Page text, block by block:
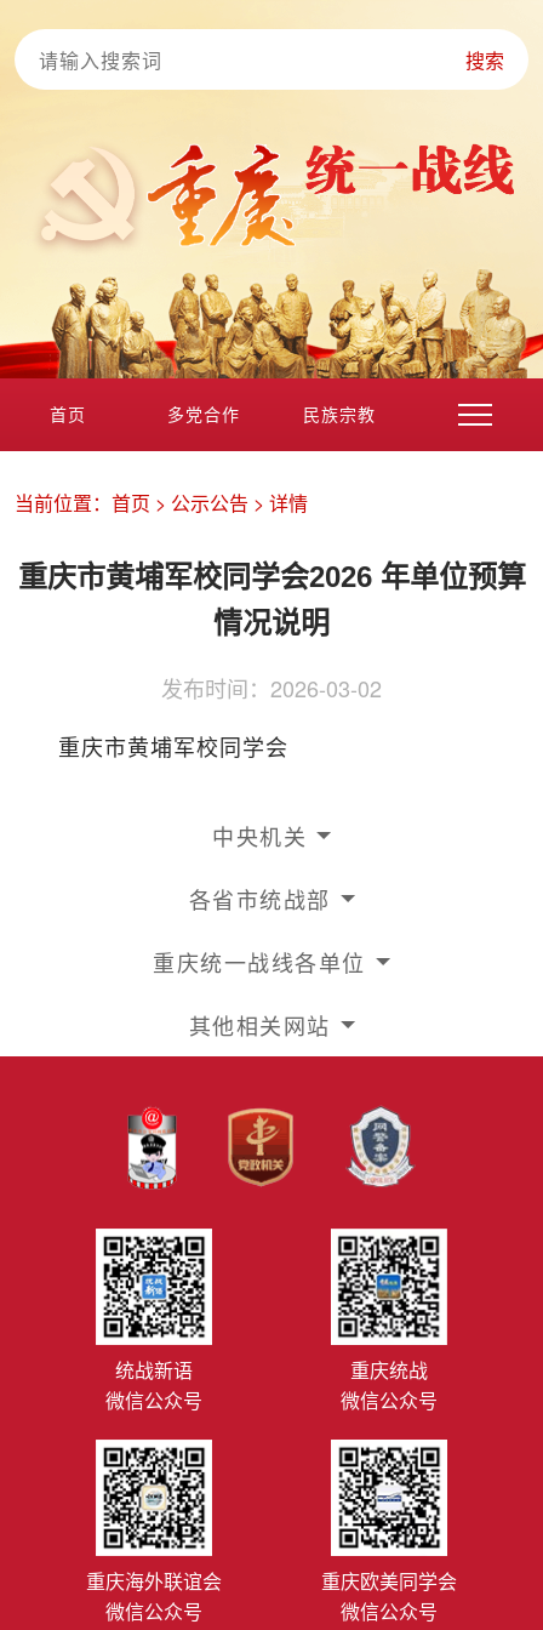
搜索
首页 多党合作 民族宗教
侨务工作 区县动态 统战历史文化
当前位置： 首页 > 公示公告 > 详情
重庆市黄埔军校同学会2026 年单位预算
情况说明
发布时间： 2026-03-02
重庆市黄埔军校同学会
中央机关
各省市统战部
重庆统一战线各单位
其他相关网站
统战新语
微信公众号
重庆统战
微信公众号
重庆海外联谊会
微信公众号
重庆欧美同学会
微信公众号